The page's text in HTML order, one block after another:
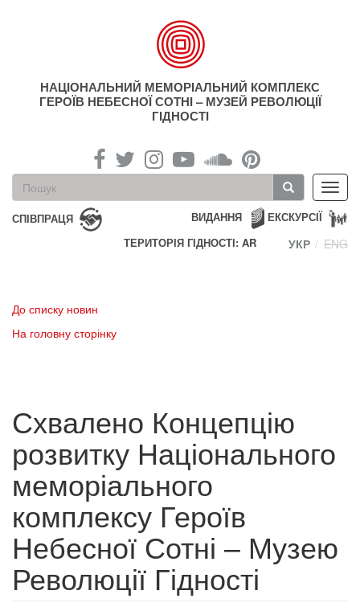
НАЦІОНАЛЬНИЙ МЕМОРІАЛЬНИЙ КОМПЛЕКС
ГЕРОЇВ НЕБЕСНОЇ СОТНІ – МУЗЕЙ РЕВОЛЮЦІЇ
ГІДНОСТІ
Пошукова
форма
Пошук
СПІВПРАЦЯ ЕКСКУРСІЇ
ВИДАННЯ
ТЕРИТОРІЯ ГІДНОСТІ: AR
УКР ENG
До списку новин
На головну сторінку
Схвалено Концепцію
розвитку Національного
меморіального
комплексу Героїв
Небесної Сотні – Музею
Революції Гідності